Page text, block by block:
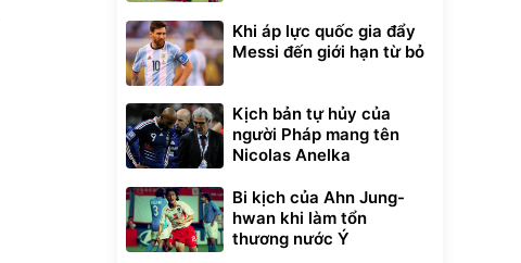
Khi áp lực quốc gia đẩy
Messi đến giới hạn từ bỏ
Kịch bản tự hủy của
người Pháp mang tên
Nicolas Anelka
Bi kịch của Ahn Jung-
hwan khi làm tổn
thương nước Ý